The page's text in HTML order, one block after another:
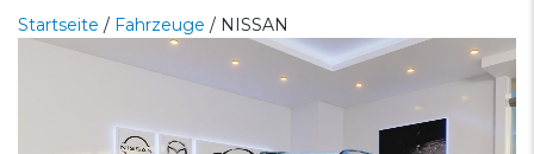
Startseite / Fahrzeuge / NISSAN